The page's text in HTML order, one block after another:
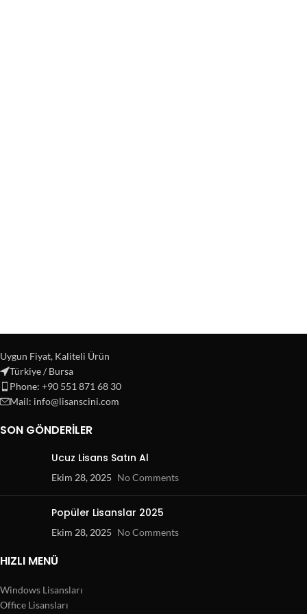
Uygun Fiyat, Kaliteli Ürün
Türkiye / Bursa
Phone: +90 551 871 68 30
Mail: info@lisanscini.com
SON GÖNDERILER
Ucuz Lisans Satın Al
Ekim 28, 2025 No Comments
Popüler Lisanslar 2025
Ekim 28, 2025 No Comments
HIZLI MENÜ
Windows Lisansları
Office Lisansları